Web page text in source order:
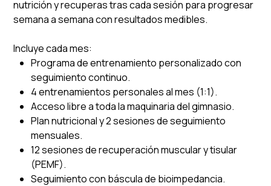
nutrición y recuperas tras cada sesión para progresar
semana a semana con resultados medibles.
Incluye cada mes:
Programa de entrenamiento personalizado con
seguimiento continuo.
4 entrenamientos personales al mes (1:1).
Acceso libre a toda la maquinaria del gimnasio.
Plan nutricional y 2 sesiones de seguimiento
mensuales.
12 sesiones de recuperación muscular y tisular
(PEMF).
Seguimiento con báscula de bioimpedancia.